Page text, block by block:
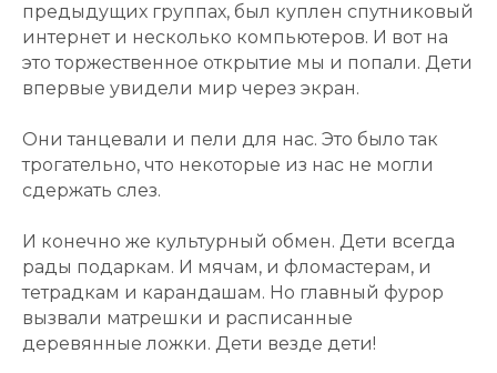
предыдущих группах, был куплен спутниковый
интернет и несколько компьютеров. И вот на
это торжественное открытие мы и попали. Дети
впервые увидели мир через экран.
Они танцевали и пели для нас. Это было так
трогательно, что некоторые из нас не могли
сдержать слез.
И конечно же культурный обмен. Дети всегда
рады подаркам. И мячам, и фломастерам, и
тетрадкам и карандашам. Но главный фурор
вызвали матрешки и расписанные
деревянные ложки. Дети везде дети!